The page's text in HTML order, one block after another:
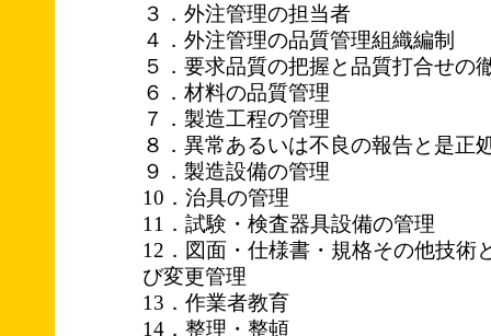
３．外注管理の担当者
４．外注管理の品質管理組織編制
５．要求品質の把握と品質打合せの
６．材料の品質管理
７．製造工程の管理
８．異常あるいは不良の報告と是正
９．製造設備の管理
10．治具の管理
11．試験・検査器具設備の管理
12．図面・仕様書・規格その他技術
び変更管理
13．作業者教育
14．整理・整頓